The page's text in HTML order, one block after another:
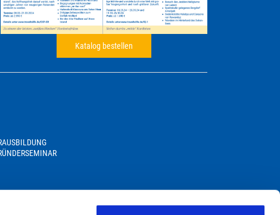
Katalog bestellen